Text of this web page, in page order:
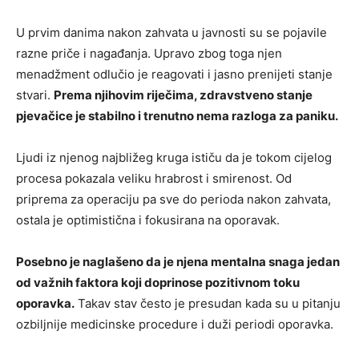
U prvim danima nakon zahvata u javnosti su se pojavile
razne priče i nagađanja. Upravo zbog toga njen
menadžment odlučio je reagovati i jasno prenijeti stanje
stvari. Prema njihovim riječima, zdravstveno stanje
pjevačice je stabilno i trenutno nema razloga za paniku.
Ljudi iz njenog najbližeg kruga ističu da je tokom cijelog
procesa pokazala veliku hrabrost i smirenost. Od
priprema za operaciju pa sve do perioda nakon zahvata,
ostala je optimistična i fokusirana na oporavak.
Posebno je naglašeno da je njena mentalna snaga jedan
od važnih faktora koji doprinose pozitivnom toku
oporavka. Takav stav često je presudan kada su u pitanju
ozbiljnije medicinske procedure i duži periodi oporavka.